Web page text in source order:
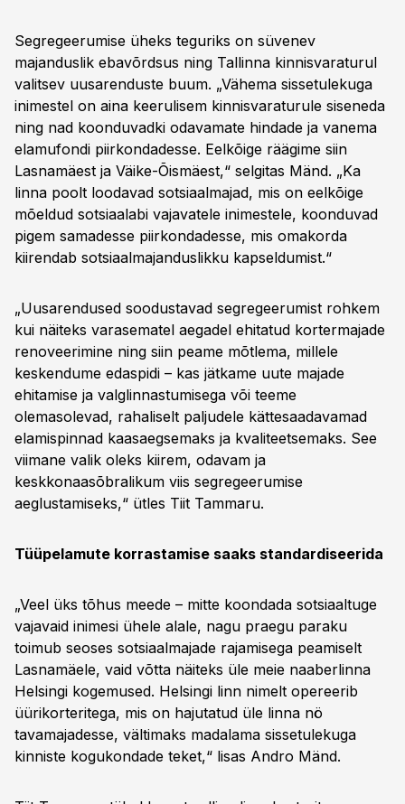
Segregeerumise üheks teguriks on süvenev
majanduslik ebavõrdsus ning Tallinna kinnisvaraturul
valitsev uusarenduste buum. „Vähema sissetulekuga
inimestel on aina keerulisem kinnisvaraturule siseneda
ning nad koonduvadki odavamate hindade ja vanema
elamufondi piirkondadesse. Eelkõige räägime siin
Lasnamäest ja Väike-Õismäest,“ selgitas Mänd. „Ka
linna poolt loodavad sotsiaalmajad, mis on eelkõige
mõeldud sotsiaalabi vajavatele inimestele, koonduvad
pigem samadesse piirkondadesse, mis omakorda
kiirendab sotsiaalmajanduslikku kapseldumist.“
„Uusarendused soodustavad segregeerumist rohkem
kui näiteks varasematel aegadel ehitatud kortermajade
renoveerimine ning siin peame mõtlema, millele
keskendume edaspidi – kas jätkame uute majade
ehitamise ja valglinnastumisega või teeme
olemasolevad, rahaliselt paljudele kättesaadavamad
elamispinnad kaasaegsemaks ja kvaliteetsemaks. See
viimane valik oleks kiirem, odavam ja
keskkonaasõbralikum viis segregeerumise
aeglustamiseks,“ ütles Tiit Tammaru.
Tüüpelamute korrastamise saaks standardiseerida
„Veel üks tõhus meede – mitte koondada sotsiaaltuge
vajavaid inimesi ühele alale, nagu praegu paraku
toimub seoses sotsiaalmajade rajamisega peamiselt
Lasnamäele, vaid võtta näiteks üle meie naaberlinna
Helsingi kogemused. Helsingi linn nimelt opereerib
üürikorteritega, mis on hajutatud üle linna nö
tavamajadesse, vältimaks madalama sissetulekuga
kinniste kogukondade teket,“ lisas Andro Mänd.